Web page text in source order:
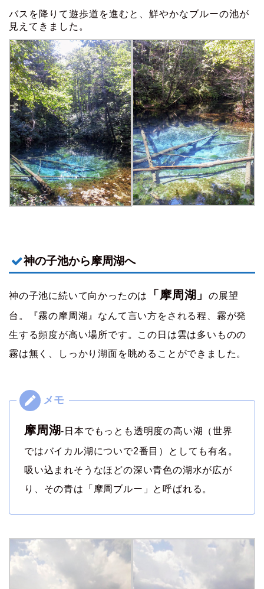
バスを降りて遊歩道を進むと、鮮やかなブルーの池が
見えてきました。
神の子池から摩周湖へ
神の子池に続いて向かったのは 「摩周湖」の展望
台。『霧の摩周湖』なんて言い方をされる程、霧が発
生する頻度が高い場所です。この日は雲は多いものの
霧は無く、しっかり湖面を眺めることができました。
摩周湖-日本でもっとも透明度の高い湖（世界
ではバイカル湖についで2番目）としても有名。
吸い込まれそうなほどの深い青色の湖水が広が
り、その青は「摩周ブルー」と呼ばれる。